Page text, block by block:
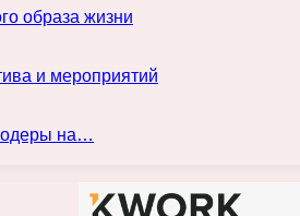
образа жизни
и мероприятий
на…